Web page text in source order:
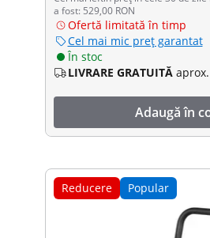
a fost: 529,00 RON
Ofertă limitată în timp
Cel mai mic preț garantat
În stoc
LIVRARE GRATUITĂ
Adaugă în
Reducere Popular